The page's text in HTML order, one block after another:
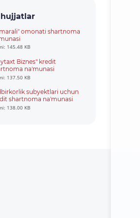
hujjatlar
omonati shartnoma
145.48 KB
Biznes" kredit
na'munasi
137.50 KB
subyektlari uchun
shartnoma na'munasi
138.00 KB